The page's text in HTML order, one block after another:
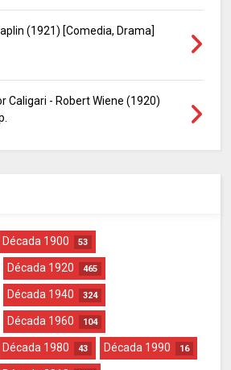
(1921) [Comedia, Drama]
Caligari - Robert Wiene (1920)
Década 1900 53
Década 1920 465
Década 1940 324
Década 1960 104
Década 1980 43 Década 1990 16